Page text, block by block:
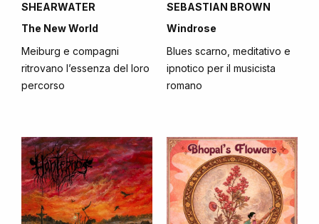
SHEARWATER
The New World
Meiburg e compagni
ritrovano l’essenza del loro
percorso
SEBASTIAN BROWN
Windrose
Blues scarno, meditativo e
ipnotico per il musicista
romano